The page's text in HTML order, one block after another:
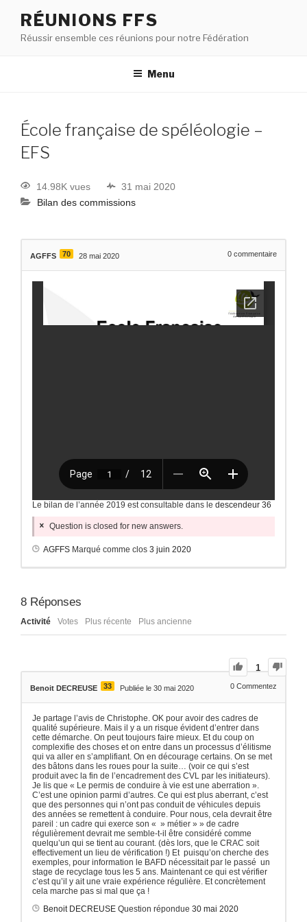
RÉUNIONS FFS
Réussir ensemble ces réunions pour notre Fédération
Menu
École française de spéléologie –
EFS
14.98K vues
31 mai 2020
Bilan des commissions
AGFFS 70 28 mai 2020 0 commentaire
Le bilan de l’année 2019 est consultable dans le descendeur 36
Question is closed for new answers.
AGFFS Marqué comme clos 3 juin 2020
8 Réponses
Activité Votes Plus récente Plus ancienne
1
Benoit DECREUSE 33 Publiée le 30 mai 2020 0 Commentez
Je partage l’avis de Christophe. OK pour avoir des cadres de
qualité supérieure. Mais il y a un risque évident d’entrer dans
cette démarche. On peut toujours faire mieux. Et du coup on
complexifie des choses et on entre dans un processus d’élitisme
qui va aller en s’amplifiant. On en décourage certains. On se met
des bâtons dans les roues pour la suite… (voir ce qui s’est
produit avec la fin de l’encadrement des CVL par les initiateurs).
Je lis que « Le permis de conduire à vie est une aberration ».
C’est une opinion parmi d’autres. Ce qui est plus aberrant, c’est
que des personnes qui n’ont pas conduit de véhicules depuis
des années se remettent à conduire. Pour nous, cela devrait être
pareil : un cadre qui exerce son « » métier » » de cadre
régulièrement devrait me semble-t-il être considéré comme
quelqu’un qui se tient au courant. (dès lors, que le CRAC soit
effectivement un lieu de vérification !) Et puisqu’on cherche des
exemples, pour information le BAFD nécessitait par le passé un
stage de recyclage tous les 5 ans. Maintenant ce qui est vérifier
c’est qu’il y ait une vraie expérience régulière. Et concrètement
cela marche pas si mal que ça !
Benoit DECREUSE Question répondue 30 mai 2020